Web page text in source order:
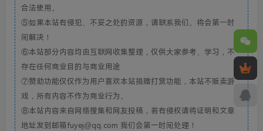
合法使用。
⑤如果本站有侵犯、不妥之处的资源，请联系我们。将会第一时
间解决！
⑥本站部分内容均由互联网收集整理，仅供大家参考、学习，不
存在任何商业目的与商业用途
⑦赞助功能仅仅作为用户喜欢本站捐赠打赏功能，本站不贩卖游
戏，所有内容不作为商业行为。
⑧本站内容来自网络搜集和网友投稿，若有侵权请将证明和文章
地址发到邮箱fuyej@qq.com 我们会第一时间处理！